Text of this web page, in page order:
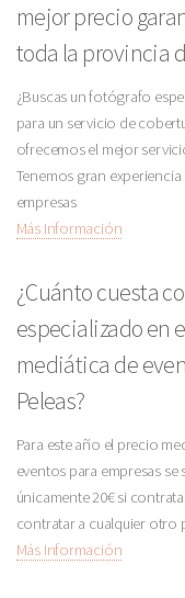
mejor precio
toda la provincia
¿Buscas un fotógrafo
para un servicio de
ofrecemos el mejor
Tenemos gran
empresas
Más Información
¿Cuánto cuesta
especializado en
mediática de
Peleas?
Para este año el precio
eventos para empresas
únicamente 20€ si
contratar a cualquier otro
Más Información